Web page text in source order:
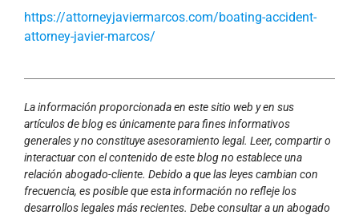
https://attorneyjaviermarcos.com/boating-accident-
attorney-javier-marcos/
La información proporcionada en este sitio web y en sus
artículos de blog es únicamente para fines informativos
generales y no constituye asesoramiento legal. Leer, compartir o
interactuar con el contenido de este blog no establece una
relación abogado-cliente. Debido a que las leyes cambian con
frecuencia, es posible que esta información no refleje los
desarrollos legales más recientes. Debe consultar a un abogado